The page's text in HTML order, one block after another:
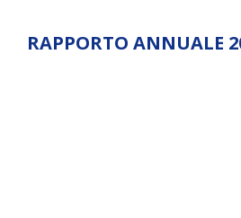
RAPPORTO ANNUALE